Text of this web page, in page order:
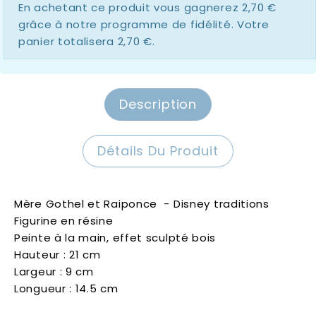
En achetant ce produit vous gagnerez 2,70 €
grâce à notre programme de fidélité. Votre
panier totalisera 2,70 €.
Description
Détails Du Produit
Mère Gothel et Raiponce - Disney traditions
Figurine en résine
Peinte à la main, effet sculpté bois
Hauteur : 21 cm
Largeur : 9 cm
Longueur : 14.5 cm